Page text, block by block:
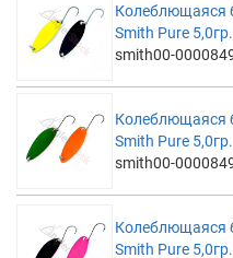
Колеблющаяся
Smith Pure
smith00-
Колеблющаяся
Smith Pure
smith00-
Колеблющаяся
Smith Pure